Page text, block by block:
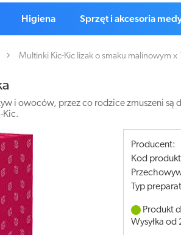
Higiena Sprzęt i akcesoria
Multinki Kic-Kic lizak o smaku malinowym x
i owoców, przez co rodzice zmuszeni są
Kic.
Producent:
Kod
Typ
Produkt
Wysyłka